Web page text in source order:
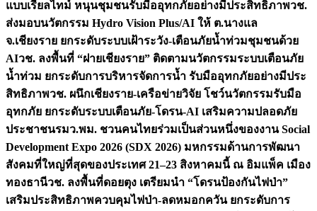
แบบเรียลไทม์ หนุนชุมชนรับมืออุทกภัยอย่างมีประสิทธิภาพวช.
ส่งมอบนวัตกรรม Hydro Vision Plus/AI ให้ ต.นางแล
จ.เชียงราย ยกระดับระบบเฝ้าระวัง-เตือนภัยน้ำท่วมชุมชนด้วย
AIวช. ลงพื้นที่ “ฝายเชียงราย” ติดตามนวัตกรรมระบบเตือนภัย
น้ำท่วม ยกระดับการบริหารจัดการน้ำ รับมืออุทกภัยอย่างมีประ
สิทธิภาพวช. ผนึกเชียงราย-เครือข่ายวิจัย โชว์นวัตกรรมรับมือ
อุทกภัย ยกระดับระบบเตือนภัย-โดรน-AI เสริมความปลอดภัย
ประชาชนรมว.พม. ชวนคนไทยร่วมเป็นส่วนหนึ่งของงาน Social
Development Expo 2026 (SDX 2026) มหกรรมด้านการพัฒนา
สังคมที่ใหญ่ที่สุดของประเทศ 21–23 สิงหาคมนี้ ณ อิมแพ็ค เมือง
ทองธานีวช. ลงพื้นที่ดอยตุง เตรียมนำ “โดรนป้องกันไฟป่า”
เสริมประสิทธิภาพควบคุมไฟป่า-ลดหมอกควัน ยกระดับการ